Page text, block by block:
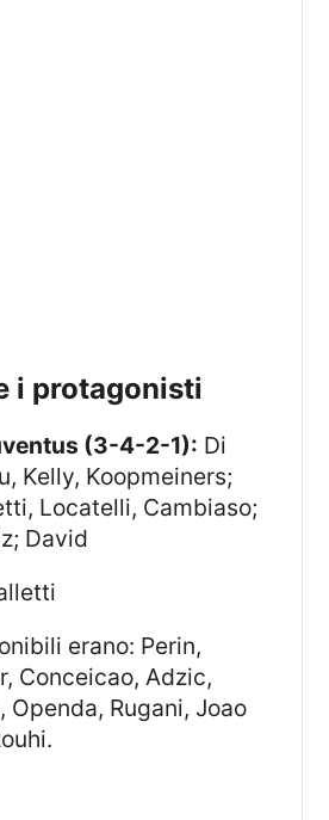
i protagonisti
(3-4-2-1): Di
Kelly, Koopmeiners;
Locatelli, Cambiaso;
David
Conceicao, Adzic,
Openda, Rugani, Joao